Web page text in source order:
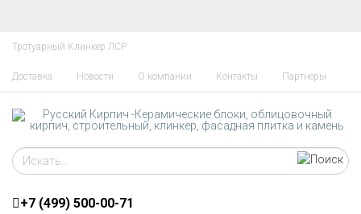
Тротуарный Клинкер ЛСР
Доставка Новости О компании Контакты Партнеры
+7 (499) 500-00-71